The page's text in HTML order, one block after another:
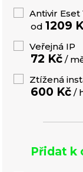
Antivir Eset
od 1209
Veřejná IP
72 Kč/
Ztížená
600 Kč/
Přidat k